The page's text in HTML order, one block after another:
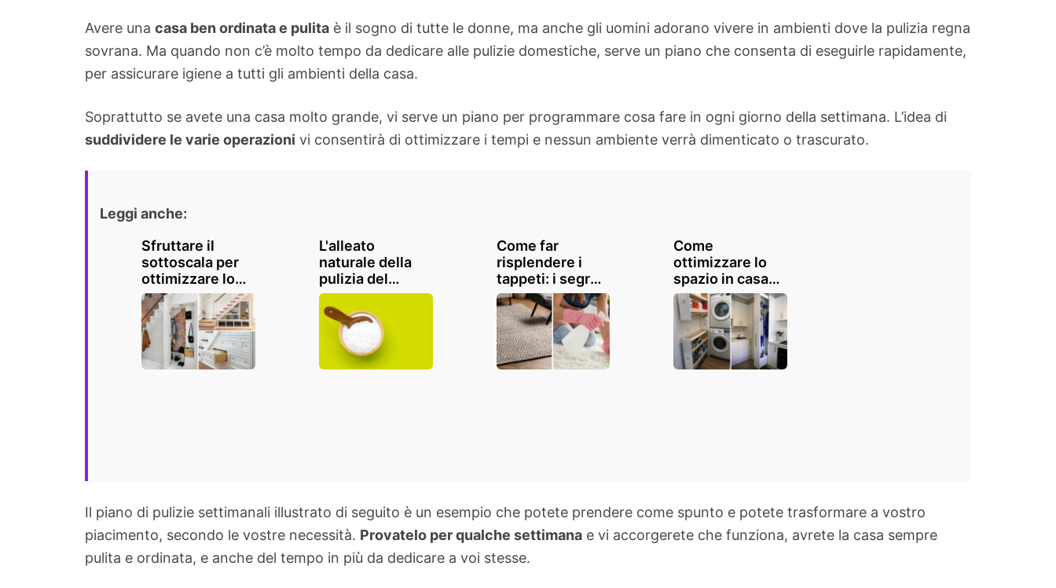
Avere una casa ben ordinata e pulita è il sogno di tutte le donne, ma anche gli uomini adorano vivere in ambienti dove la pulizia regna
sovrana. Ma quando non c’è molto tempo da dedicare alle pulizie domestiche, serve un piano che consenta di eseguirle rapidamente,
per assicurare igiene a tutti gli ambienti della casa.
Soprattutto se avete una casa molto grande, vi serve un piano per programmare cosa fare in ogni giorno della settimana. L’idea di
suddividere le varie operazioni vi consentirà di ottimizzare i tempi e nessun ambiente verrà dimenticato o trascurato.
Leggi anche:
Sfruttare il
sottoscala per
ottimizzare lo
spazio: ecco 18
furbe idee per la
casa
L'alleato
naturale della
pulizia del
bagno che
dovete
assolutamente
provare
Come far
risplendere i
tappeti: i segreti
per farli tornare
come nuovi
Come
ottimizzare lo
spazio in casa?
Con questi
trucchi geniali
Il piano di pulizie settimanali illustrato di seguito è un esempio che potete prendere come spunto e potete trasformare a vostro
piacimento, secondo le vostre necessità. Provatelo per qualche settimana e vi accorgerete che funziona, avrete la casa sempre
pulita e ordinata, e anche del tempo in più da dedicare a voi stesse.